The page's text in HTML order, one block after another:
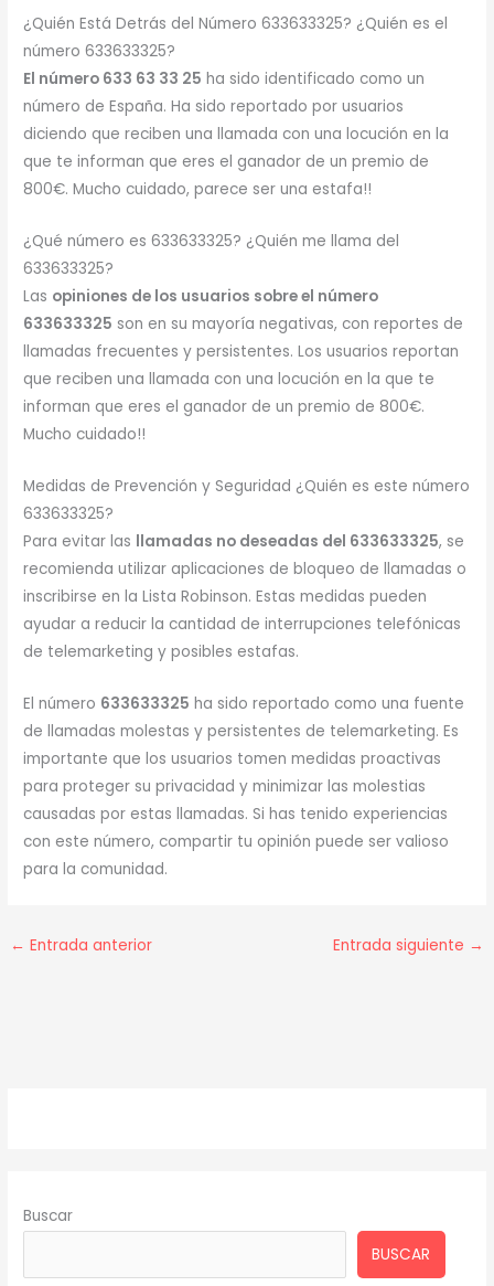
¿Quién Está Detrás del Número 633633325? ¿Quién es el
número 633633325?
El número 633 63 33 25 ha sido identificado como un
número de España. Ha sido reportado por usuarios
diciendo que reciben una llamada con una locución en la
que te informan que eres el ganador de un premio de
800€. Mucho cuidado, parece ser una estafa!!
¿Qué número es 633633325? ¿Quién me llama del
633633325?
Las opiniones de los usuarios sobre el número
633633325 son en su mayoría negativas, con reportes de
llamadas frecuentes y persistentes. Los usuarios reportan
que reciben una llamada con una locución en la que te
informan que eres el ganador de un premio de 800€.
Mucho cuidado!!
Medidas de Prevención y Seguridad ¿Quién es este número
633633325?
Para evitar las llamadas no deseadas del 633633325, se
recomienda utilizar aplicaciones de bloqueo de llamadas o
inscribirse en la Lista Robinson. Estas medidas pueden
ayudar a reducir la cantidad de interrupciones telefónicas
de telemarketing y posibles estafas.
El número 633633325 ha sido reportado como una fuente
de llamadas molestas y persistentes de telemarketing. Es
importante que los usuarios tomen medidas proactivas
para proteger su privacidad y minimizar las molestias
causadas por estas llamadas. Si has tenido experiencias
con este número, compartir tu opinión puede ser valioso
para la comunidad.
← Entrada anterior Entrada siguiente →
Buscar
BUSCAR